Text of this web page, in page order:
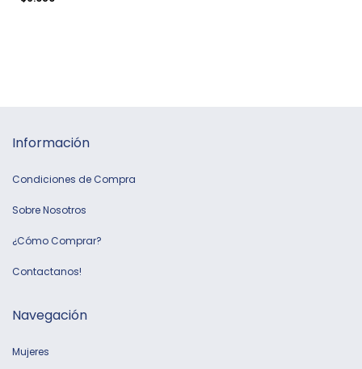
Información
Condiciones de Compra
Sobre Nosotros
¿Cómo Comprar?
Contactanos!
Navegación
Mujeres